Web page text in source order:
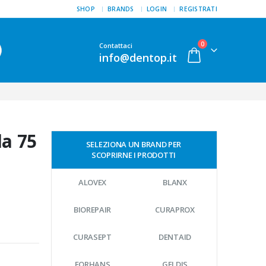
SHOP BRANDS LOGIN REGISTRATI
Contattaci
info@dentop.it
0
75
SELEZIONA UN BRAND PER
SCOPRIRNE I PRODOTTI
ALOVEX BLANX
BIOREPAIR CURAPROX
CURASEPT DENTAID